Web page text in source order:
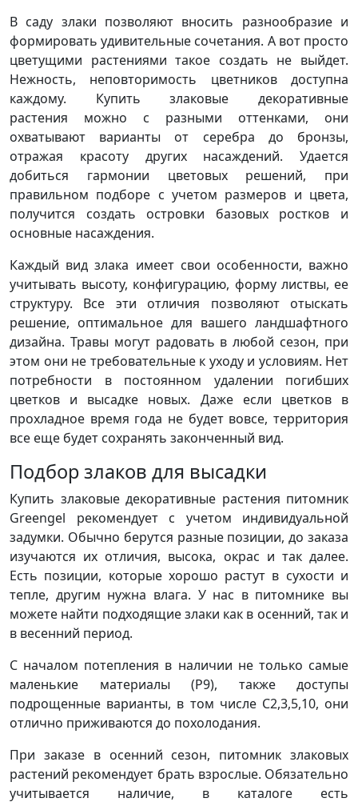
В саду злаки позволяют вносить разнообразие и
формировать удивительные сочетания. А вот просто
цветущими растениями такое создать не выйдет.
Нежность, неповторимость цветников доступна
каждому. Купить злаковые декоративные
растения можно с разными оттенками, они
охватывают варианты от серебра до бронзы,
отражая красоту других насаждений. Удается
добиться гармонии цветовых решений, при
правильном подборе с учетом размеров и цвета,
получится создать островки базовых ростков и
основные насаждения.
Каждый вид злака имеет свои особенности, важно
учитывать высоту, конфигурацию, форму листвы, ее
структуру. Все эти отличия позволяют отыскать
решение, оптимальное для вашего ландшафтного
дизайна. Травы могут радовать в любой сезон, при
этом они не требовательные к уходу и условиям. Нет
потребности в постоянном удалении погибших
цветков и высадке новых. Даже если цветков в
прохладное время года не будет вовсе, территория
все еще будет сохранять законченный вид.
Подбор злаков для высадки
Купить злаковые декоративные растения питомник
Greengel рекомендует с учетом индивидуальной
задумки. Обычно берутся разные позиции, до заказа
изучаются их отличия, высока, окрас и так далее.
Есть позиции, которые хорошо растут в сухости и
тепле, другим нужна влага. У нас в питомнике вы
можете найти подходящие злаки как в осенний, так и
в весенний период.
С началом потепления в наличии не только самые
маленькие материалы (Р9), также доступы
подрощенные варианты, в том числе С2,3,5,10, они
отлично приживаются до похолодания.
При заказе в осенний сезон, питомник злаковых
растений рекомендует брать взрослые. Обязательно
учитывается наличие, в каталоге есть